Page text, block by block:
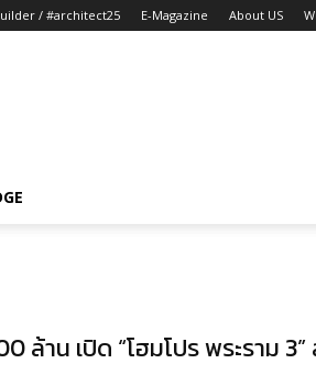
/ #architect25 E-Magazine About US
ล้าน เปิด “โฮมโปร พระราม